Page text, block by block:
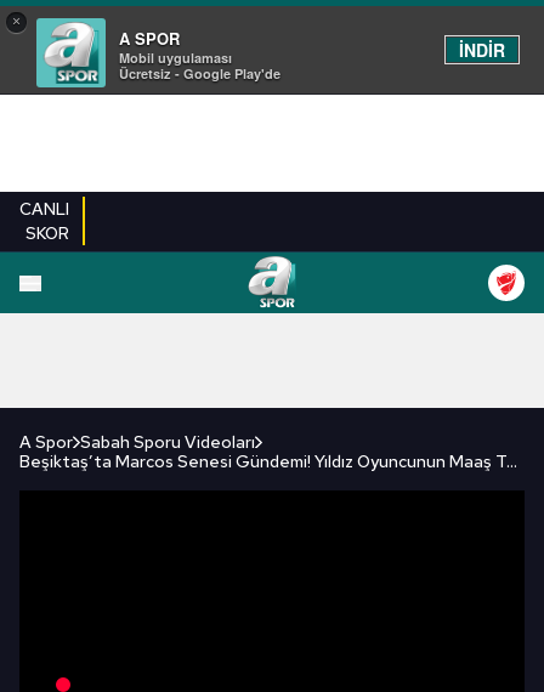
×
A SPOR
Mobil uygulaması
Ücretsiz - Google Play'de
İNDİR
CANLI
SKOR
FUTBOL
A Spor Sabah Sporu Videoları
Beşiktaş’ta Marcos Senesi Gündemi! Yıldız Oyuncunun Maaş Talebi Belli Oldu! İşte Detaylar...